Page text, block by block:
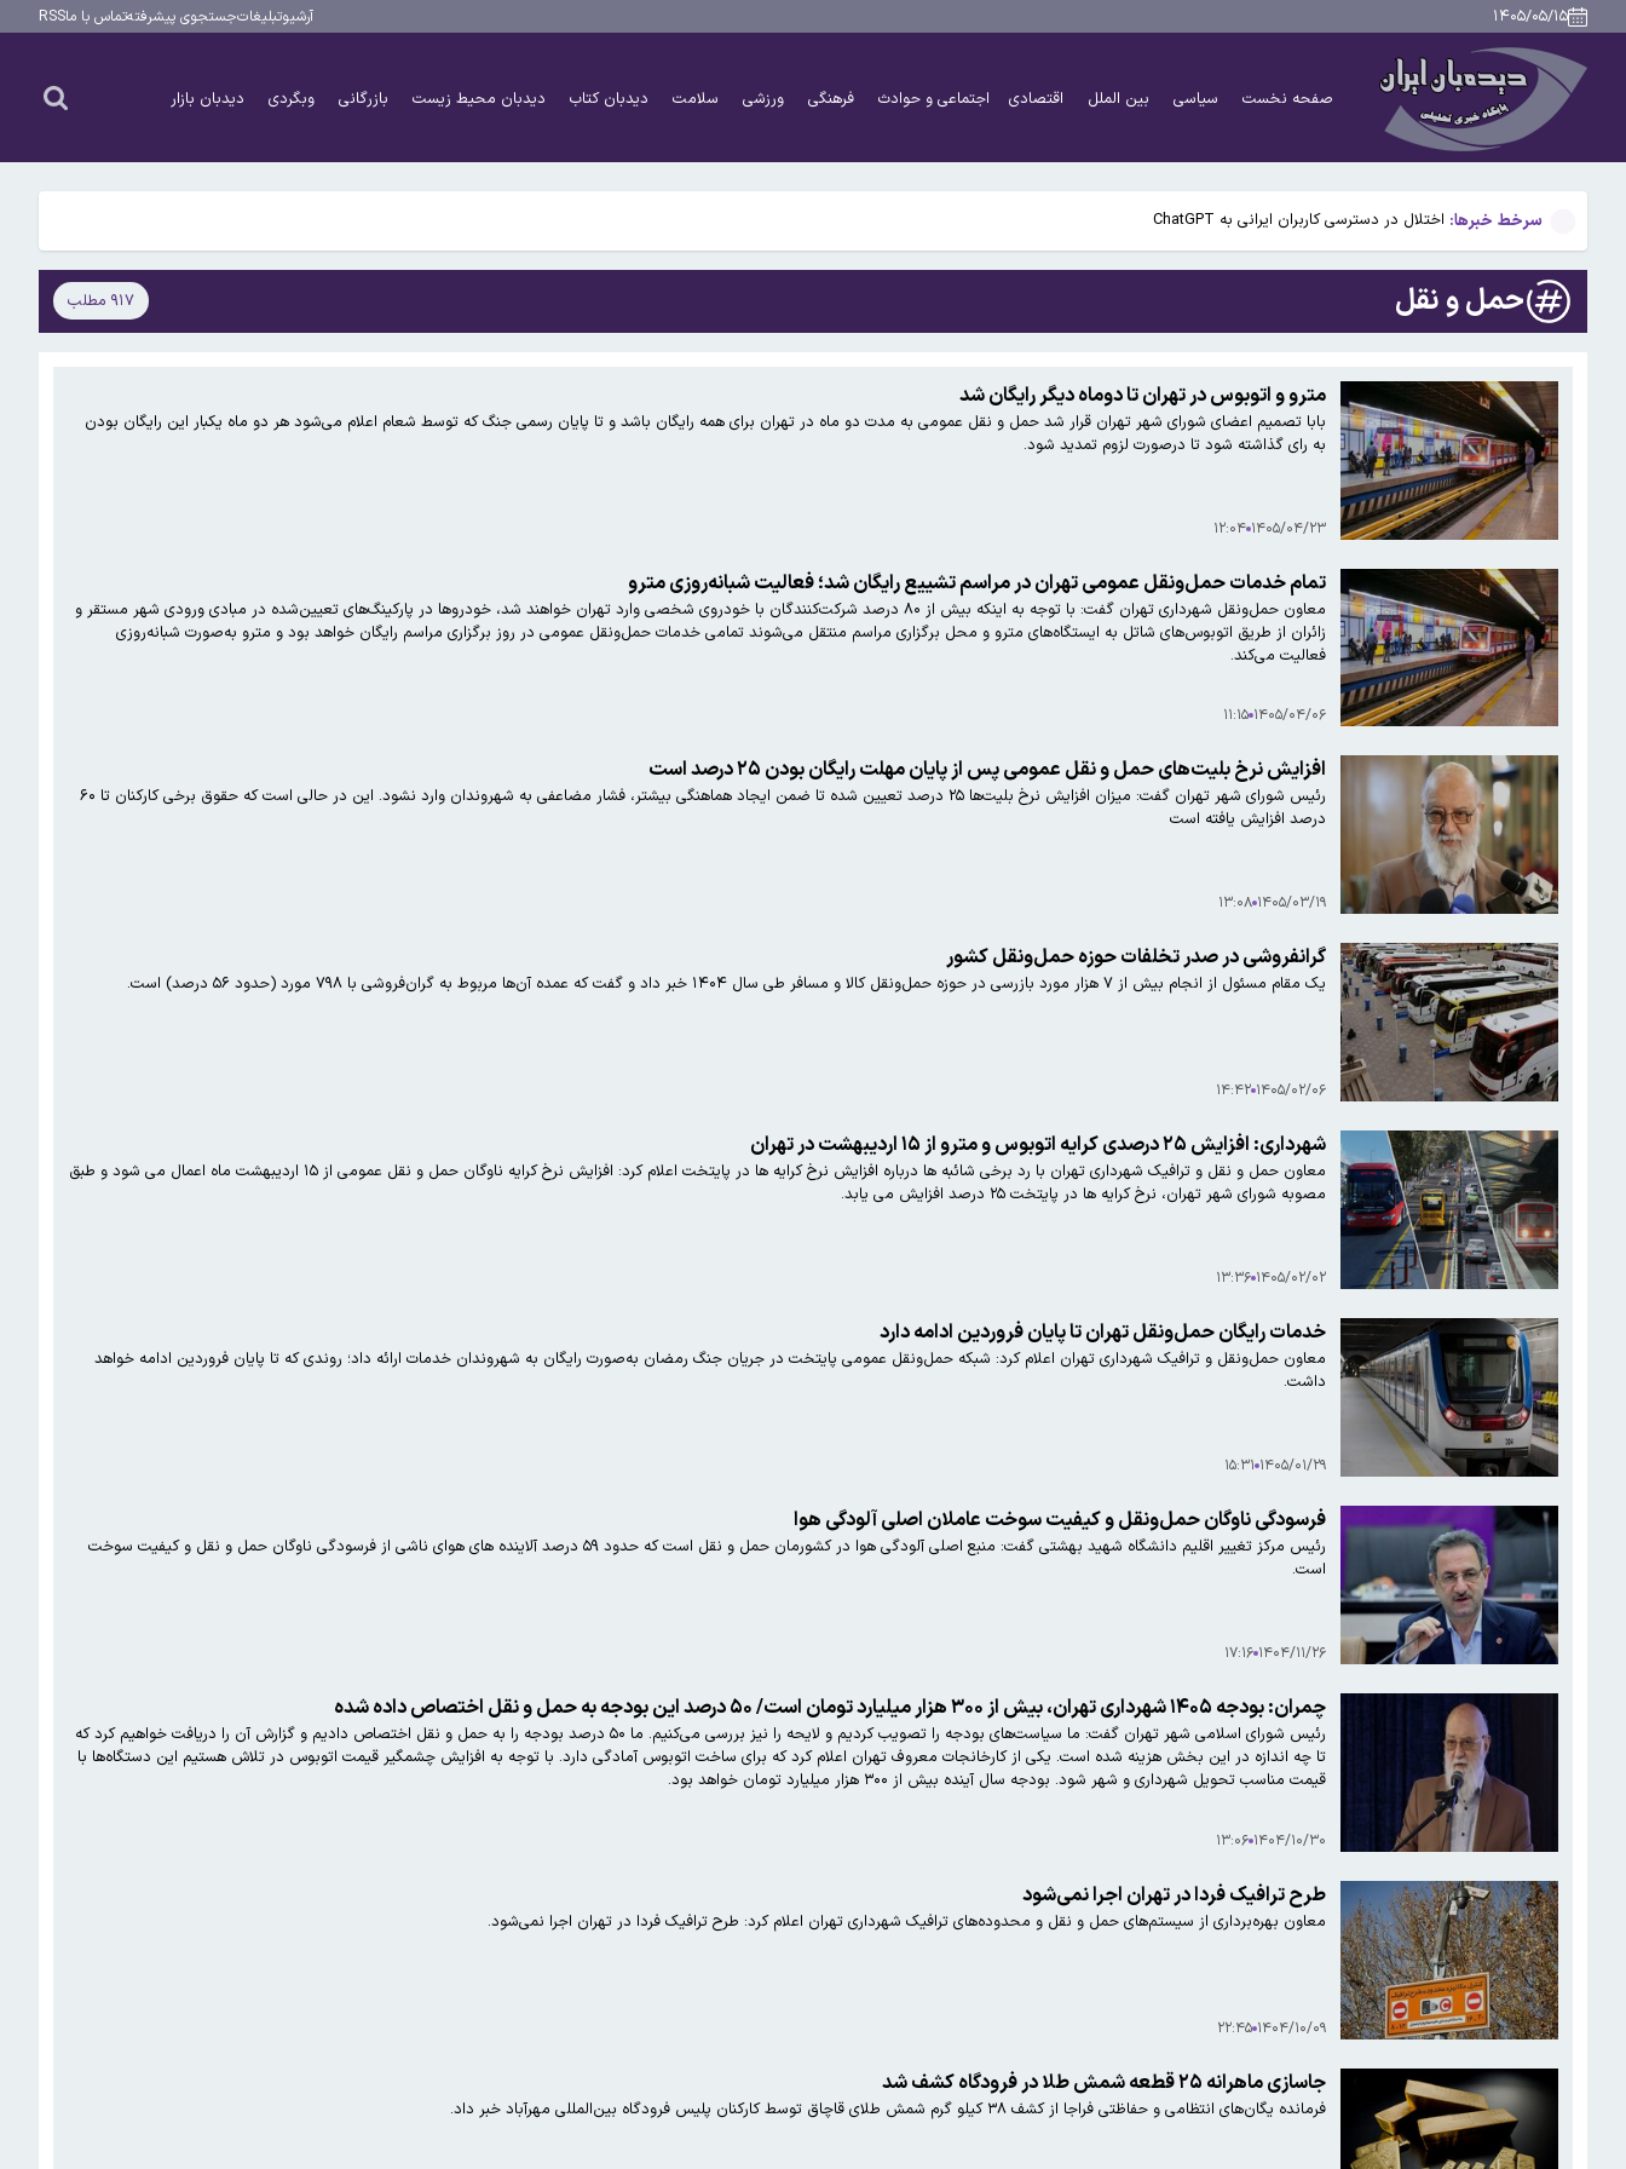
۱۴۰۵/۰۵/۱۵ آرشیوتبلیغاتجستجوی پیشرفتهتماس با ماRSS
صفحه نخست سیاسی بین الملل اقتصادی اجتماعی و حوادث فرهنگی ورزشی سلامت دیدبان کتاب دیدبان محیط زیست بازرگانی وبگردی دیدبان بازار
سرخط خبرها:
سخنگوی کمیسیون امنیت ملی: کریدور تحمیلی آمریکا در تنگه هرمز را نمی‌پذیریم
راز رنگ آبی در صندلی های هواپیما چیست؟
گوگل اسیستنت ماه آینده در اندروید غیرفعال و جمینای جایگزین آن می‌شود
اختلال در دسترسی کاربران ایرانی به ChatGPT
پنجره نقل‌وانتقالات استقلال بسته ماند؛ ثبت قرارداد بازیکنان ممنوع شد
راز رنگ آبی در صندلی های هواپیما چیست؟
گوگل اسیستنت ماه آینده در اندروید غیرفعال و جمینای جایگزین آن می‌شود
حمل و نقل ۹۱۷ مطلب
مترو و اتوبوس در تهران تا دوماه دیگر رایگان شد
بابا تصمیم اعضای شورای شهر تهران قرار شد حمل و نقل عمومی به مدت دو ماه در تهران برای همه رایگان باشد و تا پایان رسمی جنگ که توسط شعام اعلام می‌شود هر دو ماه یکبار این رایگان بودن
به رای گذاشته شود تا درصورت لزوم تمدید شود.
۱۴۰۵/۰۴/۲۳ ۱۲:۰۴
تمام خدمات حمل‌ونقل عمومی تهران در مراسم تشییع رایگان شد؛ فعالیت شبانه‌روزی مترو
معاون حمل‌ونقل شهرداری تهران گفت: با توجه به اینکه بیش از ۸۰ درصد شرکت‌کنندگان با خودروی شخصی وارد تهران خواهند شد، خودروها در پارکینگ‌های تعیین‌شده در مبادی ورودی شهر مستقر و
زائران از طریق اتوبوس‌های شاتل به ایستگاه‌های مترو و محل برگزاری مراسم منتقل می‌شوند تمامی خدمات حمل‌ونقل عمومی در روز برگزاری مراسم رایگان خواهد بود و مترو به‌صورت شبانه‌روزی
فعالیت می‌کند.
۱۴۰۵/۰۴/۰۶ ۱۱:۱۵
افزایش نرخ بلیت‌های حمل و نقل عمومی پس از پایان مهلت رایگان بودن ۲۵ درصد است
رئیس شورای شهر تهران گفت: میزان افزایش نرخ‌ بلیت‌ها ۲۵ درصد تعیین شده تا ضمن ایجاد هماهنگی بیشتر، فشار مضاعفی به شهروندان وارد نشود. این در حالی است که حقوق برخی کارکنان تا ۶۰
درصد افزایش یافته است
۱۴۰۵/۰۳/۱۹ ۱۳:۰۸
گرانفروشی در صدر تخلفات حوزه حمل‌ونقل کشور
یک مقام مسئول از انجام بیش از ۷ هزار مورد بازرسی در حوزه حمل‌ونقل کالا و مسافر طی سال ۱۴۰۴ خبر داد و گفت که عمده آن‌ها مربوط به گران‌فروشی با ۷۹۸ مورد (حدود ۵۶ درصد) است.
۱۴۰۵/۰۲/۰۶ ۱۴:۴۲
شهرداری: افزایش ۲۵ درصدی کرایه اتوبوس و مترو از ۱۵ اردیبهشت در تهران
معاون حمل و نقل و ترافیک شهرداری تهران با رد برخی شائبه ها درباره افزایش نرخ کرایه ها در پایتخت اعلام کرد: افزایش نرخ کرایه ناوگان حمل و نقل عمومی از ۱۵ اردیبهشت ماه اعمال می شود و طبق
مصوبه شورای شهر تهران، نرخ کرایه ها در پایتخت ۲۵ درصد افزایش می یابد.
۱۴۰۵/۰۲/۰۲ ۱۳:۳۶
خدمات رایگان حمل‌ونقل تهران تا پایان فروردین ادامه دارد
معاون حمل‌ونقل و ترافیک شهرداری تهران اعلام کرد: شبکه حمل‌ونقل عمومی پایتخت در جریان جنگ رمضان به‌صورت رایگان به شهروندان خدمات ارائه داد؛ روندی که تا پایان فروردین ادامه خواهد
داشت.
۱۴۰۵/۰۱/۲۹ ۱۵:۳۱
فرسودگی ناوگان حمل‌ونقل و کیفیت سوخت عاملان اصلی آلودگی هوا
رئیس مرکز تغییر اقلیم دانشگاه شهید بهشتی گفت: منبع اصلی آلودگی هوا در کشورمان حمل و نقل است که حدود ۵۹ درصد آلاینده های هوای ناشی از فرسودگی ناوگان حمل و نقل و کیفیت سوخت
است.
۱۴۰۴/۱۱/۲۶ ۱۷:۱۶
چمران: بودجه ۱۴۰۵ شهرداری تهران، بیش از ۳۰۰ هزار میلیارد تومان است/ ۵۰ درصد این بودجه به حمل و نقل اختصاص داده شده
رئیس شورای اسلامی شهر تهران گفت: ما سیاست‌های بودجه را تصویب کردیم و لایحه را نیز بررسی می‌کنیم. ما ۵۰ درصد بودجه را به حمل و نقل اختصاص دادیم و گزارش آن را دریافت خواهیم کرد که
تا چه اندازه در این بخش هزینه شده است. یکی از کارخانجات معروف تهران اعلام کرد که برای ساخت اتوبوس آمادگی دارد. با توجه به افزایش چشمگیر قیمت اتوبوس در تلاش هستیم این دستگاه‌ها با
قیمت مناسب تحویل شهرداری و شهر شود. بودجه سال آینده بیش از ۳۰۰ هزار میلیارد تومان خواهد بود.
۱۴۰۴/۱۰/۳۰ ۱۳:۰۶
طرح ترافیک فردا در تهران اجرا نمی‌شود
معاون بهره‌برداری از سیستم‌های حمل و نقل و محدوده‌های ترافیک شهرداری تهران اعلام کرد: طرح ترافیک فردا در تهران اجرا نمی‌شود.
۱۴۰۴/۱۰/۰۹ ۲۲:۴۵
جاسازی ماهرانه ۲۵ قطعه شمش طلا در فرودگاه کشف شد
فرمانده یگان‌های انتظامی و حفاظتی فراجا از کشف ۳۸ کیلو گرم شمش طلای قاچاق توسط کارکنان پلیس فرودگاه بین‌المللی مهرآباد خبر داد.